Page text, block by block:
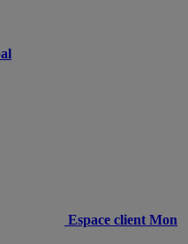
Espace client Mon